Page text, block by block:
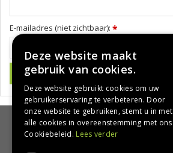
E-mailadres (niet zichtbaar): *
HANDIG
Deze website maakt
gebruik van cookies.
Deze website gebruikt cookies om uw
gebruikerservaring te verbeteren. Door
onze website te gebruiken, stemt u in met
alle cookies in overeenstemming met ons
Cookiebeleid. Lees verder